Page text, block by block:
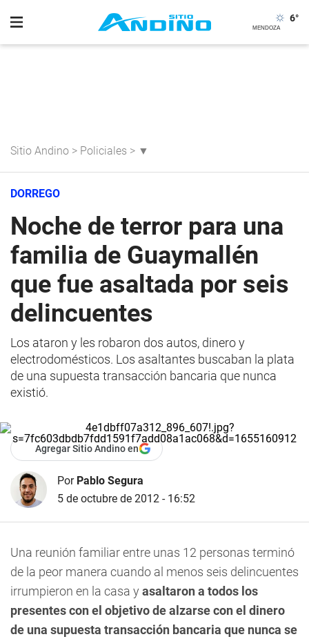
6°
Sitio Andino > Policiales > ▼
DORREGO
Noche de terror para una
familia de Guaymallén
que fue asaltada por seis
delincuentes
Los ataron y les robaron dos autos, dinero y
electrodomésticos. Los asaltantes buscaban la plata
de una supuesta transacción bancaria que nunca
existió.
Agregar Sitio Andino en
Por Pablo Segura
5 de octubre de 2012 - 16:52
Una reunión familiar entre unas 12 personas terminó
de la peor manera cuando al menos seis delincuentes
irrumpieron en la casa y asaltaron a todos los
presentes con el objetivo de alzarse con el dinero
de una supuesta transacción bancaria que nunca se